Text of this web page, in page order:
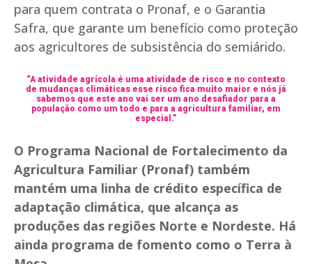
para quem contrata o Pronaf, e o Garantia
Safra, que garante um benefício como proteção
aos agricultores de subsistência do semiárido.
“A atividade agrícola é uma atividade de risco e no contexto
de mudanças climáticas esse risco fica muito maior e nós já
sabemos que este ano vai ser um ano desafiador para a
população como um todo e para a agricultura familiar, em
especial.”
O Programa Nacional de Fortalecimento da
Agricultura Familiar (Pronaf) também
mantém uma linha de crédito específica de
adaptação climática, que alcança as
produções das regiões Norte e Nordeste. Há
ainda programa de fomento como o Terra à